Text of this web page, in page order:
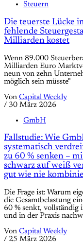
Steuern
Die teuerste Lücke
fehlende
Milliarden kostet
Wenn 89.000
Milliarden Euro
neun von zehn
möglich sein müsste"
Von Capital Weekly
/ 30 März 2026
GmbH
Fallstudie: Wie
systematisch
zu 60 % senken –
schwarz auf weiß
gut wie nie
Die Frage ist: Warum
die Gesamtbelastung
60 % senkt, vollständig
und in der Praxis
Von Capital Weekly
/ 25 März 2026